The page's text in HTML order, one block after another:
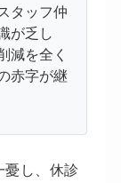
タッフ仲
が乏し
減を全く
赤字が継
し、休診